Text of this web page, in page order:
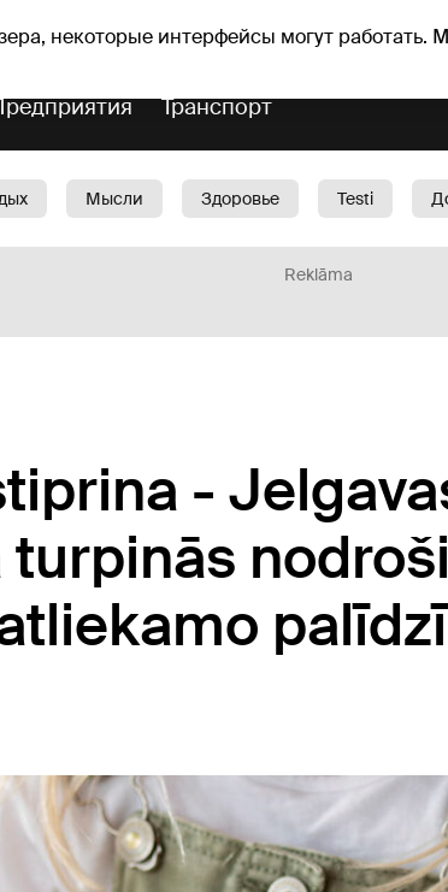
некоторые интерфейсы могут
Genovefa Прогноз погоды Гороскопы
Транспорт
Мысли Здоровье Testi
Reklāma
-